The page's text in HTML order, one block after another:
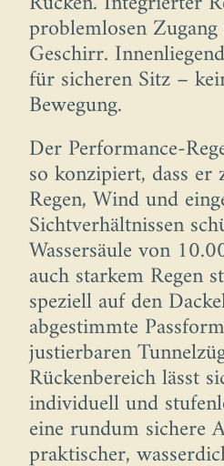
problemlosen
Geschirr.
für sicheren Sitz –
Bewegung.
Der Performance-
so konzipiert, dass er
Regen, Wind und
Sichtverhältnissen
Wassersäule von
auch starkem Regen
speziell auf den
abgestimmte
justierbaren
Rückenbereich lässt
individuell und
eine rundum sichere
praktischer,